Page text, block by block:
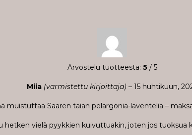
Arvostelu tuotteesta: 5/ 5
Miia (varmistettu kirjoittaja) – 15 huhtikuun,
muistuttaa Saaren taian pelargonia-laventelia –
hetken vielä pyykkien kuivuttuakin, joten jos tuoksua